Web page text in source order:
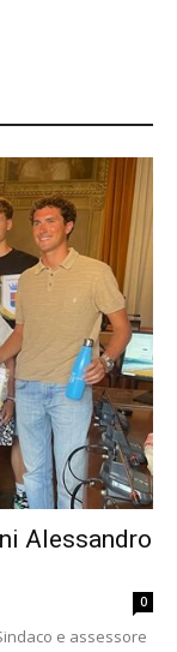
Alessandro
0
e assessore